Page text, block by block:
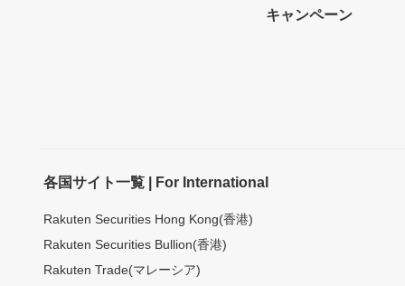
キャンペーン
各国サイト一覧 | For International
Rakuten Securities Hong Kong(香港)
Rakuten Securities Bullion(香港)
Rakuten Trade(マレーシア)